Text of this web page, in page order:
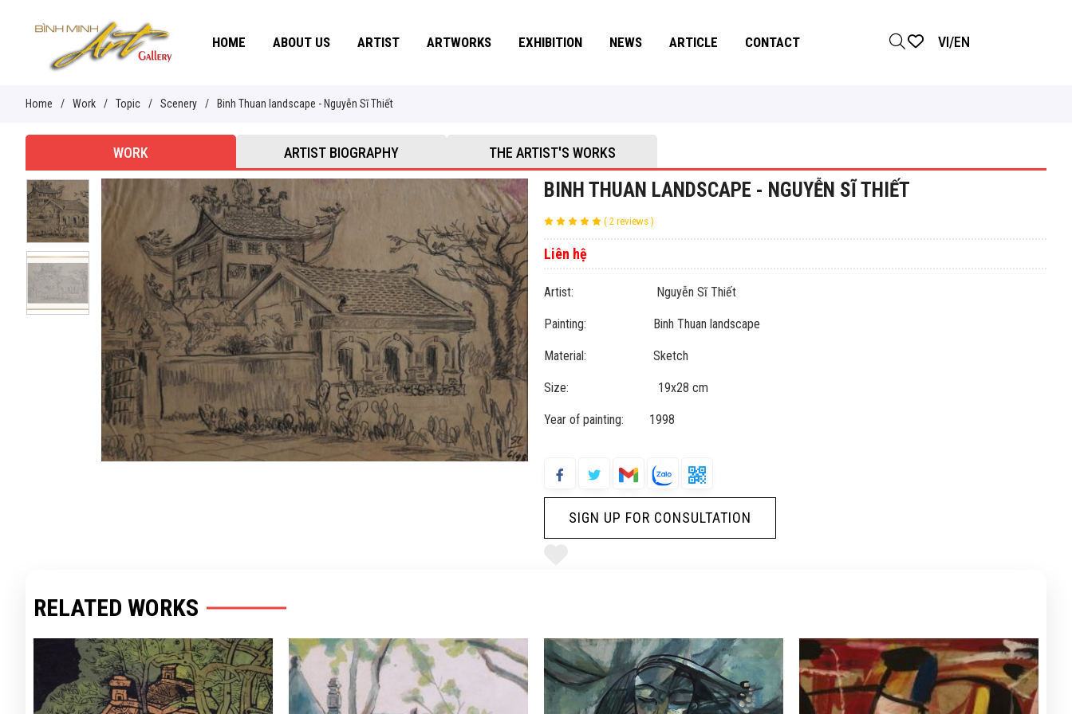
HOME ABOUT US ARTIST ARTWORKS EXHIBITION NEWS ARTICLE CONTACT VI/EN
Home / Work / Topic / Scenery / Binh Thuan landscape - Nguyễn Sĩ Thiết
WORK ARTIST BIOGRAPHY THE ARTIST'S WORKS
BINH THUAN LANDSCAPE - NGUYỄN SĨ THIẾT
( 2 reviews )
Liên hệ
Artist: Nguyễn Sĩ Thiết
Painting: Binh Thuan landscape
Material: Sketch
Size: 19x28 cm
Year of painting: 1998
SIGN UP FOR CONSULTATION
RELATED WORKS